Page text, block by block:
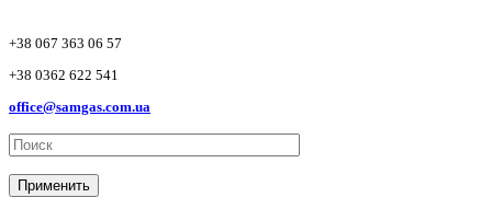
+38 067 363 06 57
+38 0362 622 541
office@samgas.com.ua
Применить